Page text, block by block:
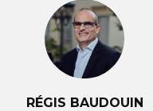
RÉGIS BAUDOUIN